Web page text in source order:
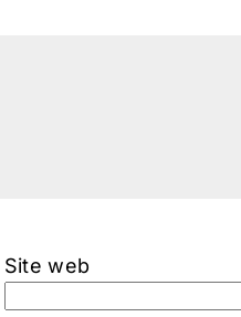
Site web